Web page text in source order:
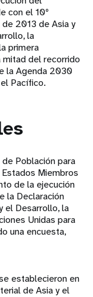
con el 10º
2013 de Asia y
la
primera
mitad del recorrido
la Agenda 2030
Pacífico.
Población para
Miembros
de la ejecución
la Declaración
el Desarrollo, la
Unidas para
una encuesta,
establecieron en
de Asia y el